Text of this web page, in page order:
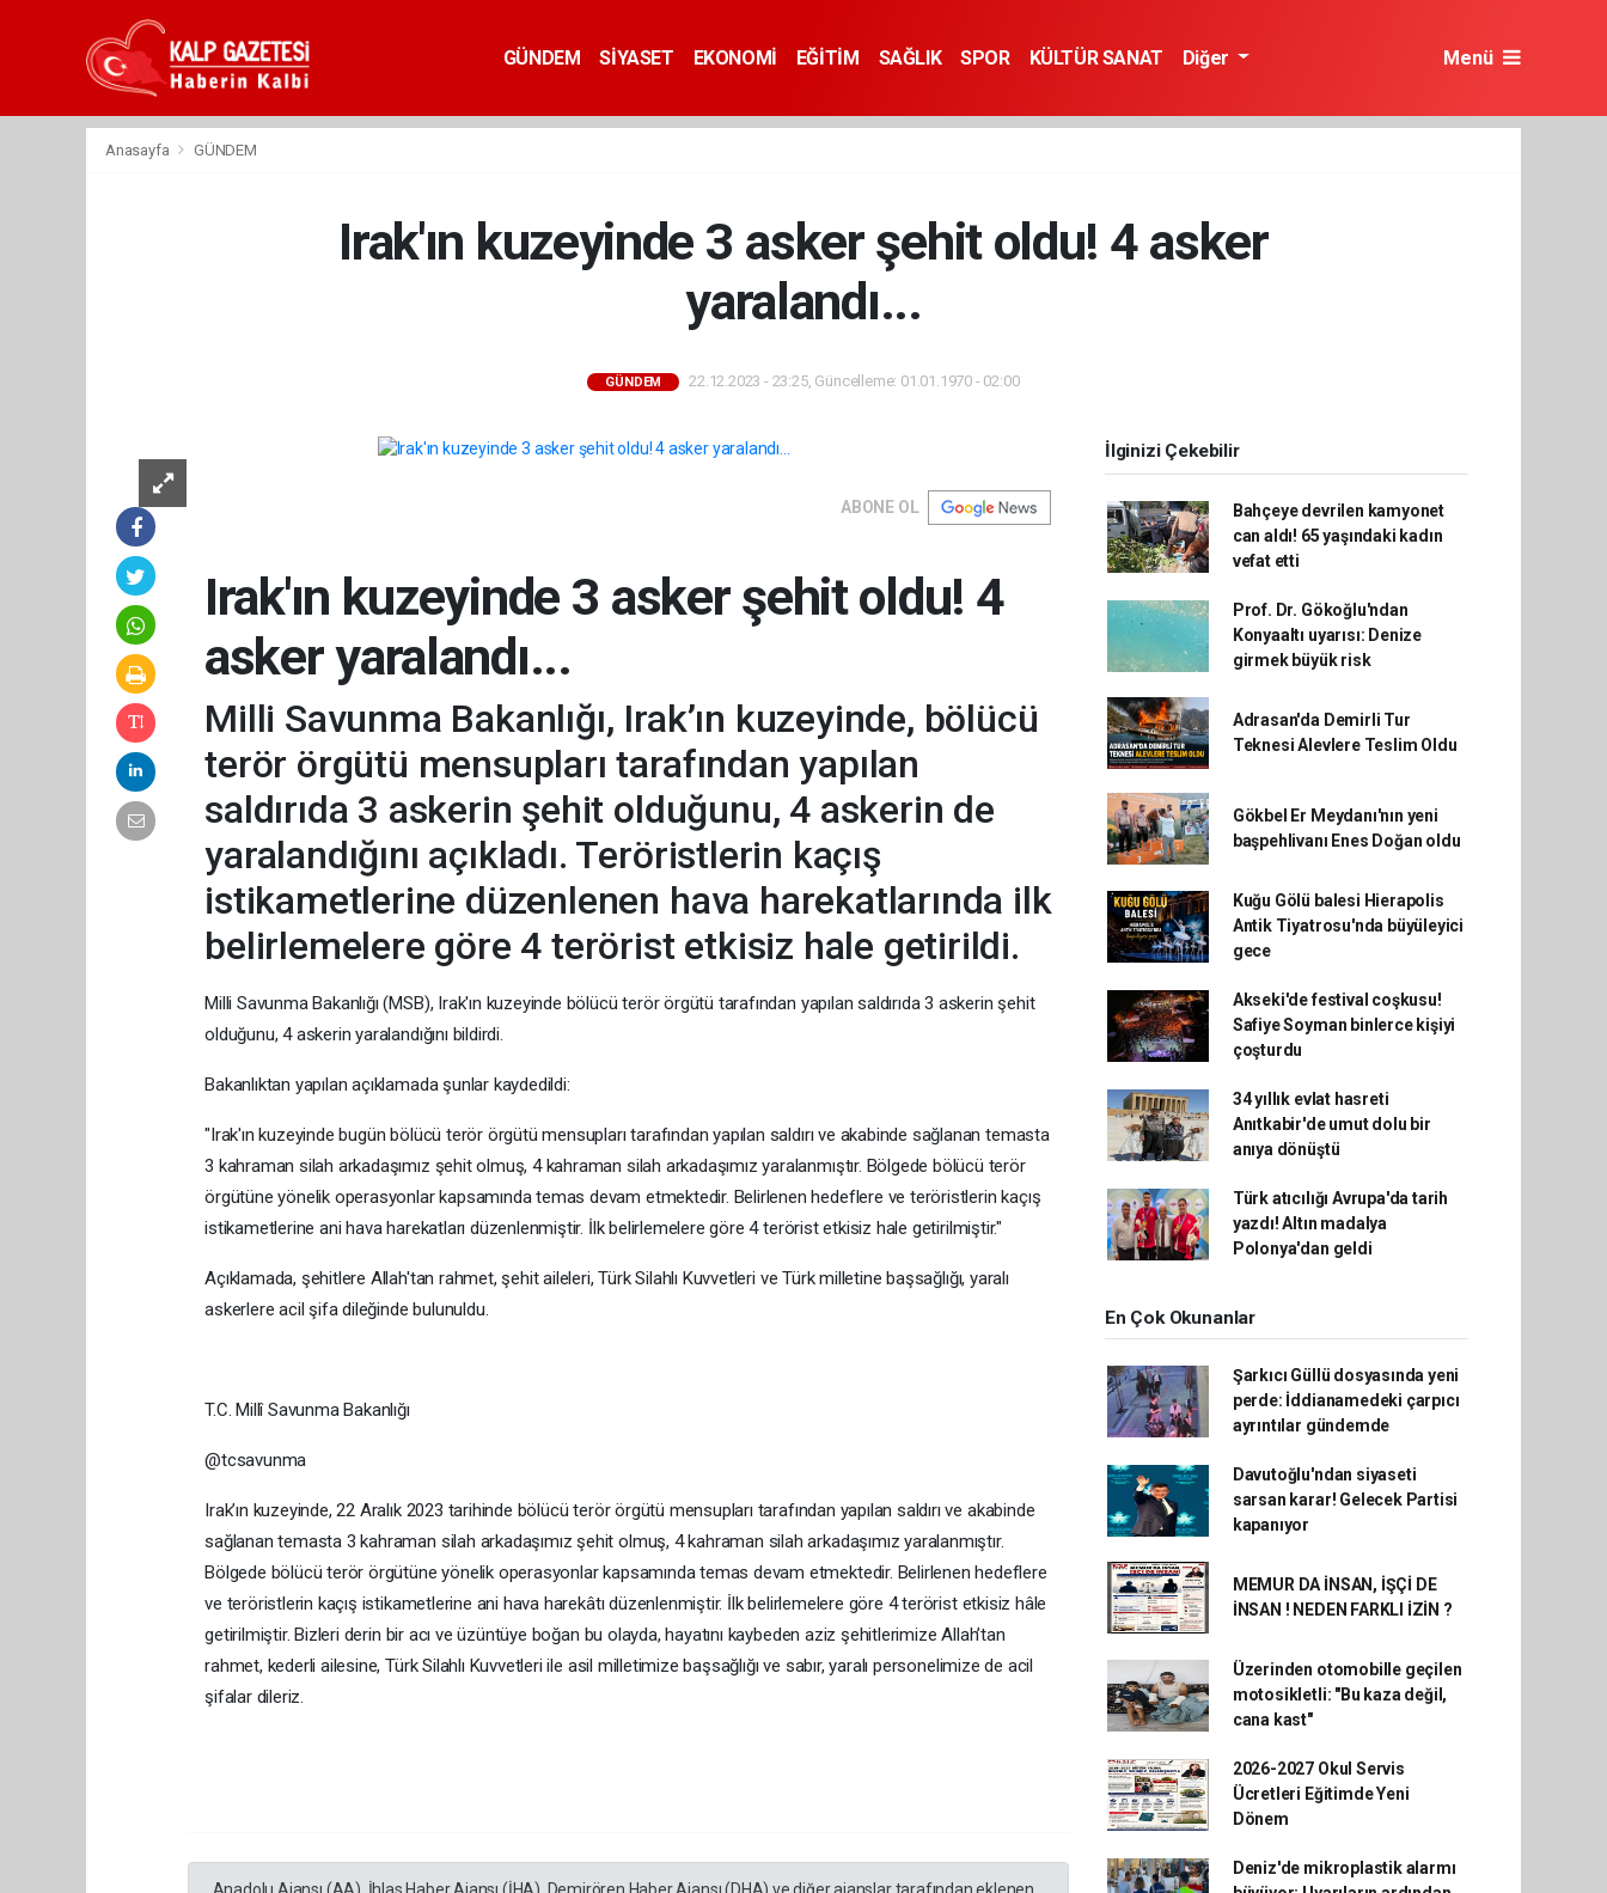
GÜNDEM SİYASET EKONOMİ EĞİTİM SAĞLIK SPOR KÜLTÜR SANAT Diğer Menü
Anasayfa GÜNDEM
Irak'ın kuzeyinde 3 asker şehit oldu! 4 asker
yaralandı...
GÜNDEM 22.12.2023 - 23:25, Güncelleme: 01.01.1970 - 02:00
ABONE OL
Irak'ın kuzeyinde 3 asker şehit oldu! 4
asker yaralandı...
Milli Savunma Bakanlığı, Irak’ın kuzeyinde, bölücü
terör örgütü mensupları tarafından yapılan
saldırıda 3 askerin şehit olduğunu, 4 askerin de
yaralandığını açıkladı. Teröristlerin kaçış
istikametlerine düzenlenen hava harekatlarında ilk
belirlemelere göre 4 terörist etkisiz hale getirildi.
Milli Savunma Bakanlığı (MSB), Irak'ın kuzeyinde bölücü terör örgütü tarafından yapılan saldırıda 3 askerin şehit
olduğunu, 4 askerin yaralandığını bildirdi.
Bakanlıktan yapılan açıklamada şunlar kaydedildi:
"Irak'ın kuzeyinde bugün bölücü terör örgütü mensupları tarafından yapılan saldırı ve akabinde sağlanan temasta
3 kahraman silah arkadaşımız şehit olmuş, 4 kahraman silah arkadaşımız yaralanmıştır. Bölgede bölücü terör
örgütüne yönelik operasyonlar kapsamında temas devam etmektedir. Belirlenen hedeflere ve teröristlerin kaçış
istikametlerine ani hava harekatları düzenlenmiştir. İlk belirlemelere göre 4 terörist etkisiz hale getirilmiştir."
Açıklamada, şehitlere Allah'tan rahmet, şehit aileleri, Türk Silahlı Kuvvetleri ve Türk milletine başsağlığı, yaralı
askerlere acil şifa dileğinde bulunuldu.
T.C. Millî Savunma Bakanlığı
@tcsavunma
Irak’ın kuzeyinde, 22 Aralık 2023 tarihinde bölücü terör örgütü mensupları tarafından yapılan saldırı ve akabinde
sağlanan temasta 3 kahraman silah arkadaşımız şehit olmuş, 4 kahraman silah arkadaşımız yaralanmıştır.
Bölgede bölücü terör örgütüne yönelik operasyonlar kapsamında temas devam etmektedir. Belirlenen hedeflere
ve teröristlerin kaçış istikametlerine ani hava harekâtı düzenlenmiştir. İlk belirlemelere göre 4 terörist etkisiz hâle
getirilmiştir. Bizleri derin bir acı ve üzüntüye boğan bu olayda, hayatını kaybeden aziz şehitlerimize Allah’tan
rahmet, kederli ailesine, Türk Silahlı Kuvvetleri ile asil milletimize başsağlığı ve sabır, yaralı personelimize de acil
şifalar dileriz.
Anadolu Ajansı (AA), İhlas Haber Ajansı (İHA), Demirören Haber Ajansı (DHA) ve diğer ajanslar tarafından eklenen
İlginizi Çekebilir
Bahçeye devrilen kamyonet
can aldı! 65 yaşındaki kadın
vefat etti
Prof. Dr. Gökoğlu'ndan
Konyaaltı uyarısı: Denize
girmek büyük risk
Adrasan'da Demirli Tur
Teknesi Alevlere Teslim Oldu
Gökbel Er Meydanı'nın yeni
başpehlivanı Enes Doğan oldu
Kuğu Gölü balesi Hierapolis
Antik Tiyatrosu'nda büyüleyici
gece
Akseki'de festival coşkusu!
Safiye Soyman binlerce kişiyi
çoşturdu
34 yıllık evlat hasreti
Anıtkabir'de umut dolu bir
anıya dönüştü
Türk atıcılığı Avrupa'da tarih
yazdı! Altın madalya
Polonya'dan geldi
En Çok Okunanlar
Şarkıcı Güllü dosyasında yeni
perde: İddianamedeki çarpıcı
ayrıntılar gündemde
Davutoğlu'ndan siyaseti
sarsan karar! Gelecek Partisi
kapanıyor
MEMUR DA İNSAN, İŞÇİ DE
İNSAN ! NEDEN FARKLI İZİN ?
Üzerinden otomobille geçilen
motosikletli: "Bu kaza değil,
cana kast"
2026-2027 Okul Servis
Ücretleri Eğitimde Yeni
Dönem
Deniz'de mikroplastik alarmı